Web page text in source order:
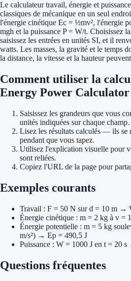
Le calculateur travail, énergie et
classiques de mécanique en un seul
l'énergie cinétique Ec = ½mv², l'énergie
mgh et la puissance P = W/t. Choisissez
saisissez les entrées en unités SI, et il
watts. Les masses, la gravité et le temps
la distance, la vitesse et la hauteur
Comment utiliser la
Energy Power Calculator
Saisissez les grandeurs que vous
unités indiquées sur chaque champ.
Lisez les résultats calculés — ils se
pendant que vous tapez.
Utilisez l'explication visuelle pour
sont reliées.
Copiez l'URL de la page pour
Exemples courants
Travail : F = 50 N sur d = 10 m →
Énergie cinétique : m = 2 kg à v =
Énergie potentielle : m = 5 kg
m/s²) → Ep = 490,5 J
Puissance : W = 1000 J en t = 20
Questions fréquentes